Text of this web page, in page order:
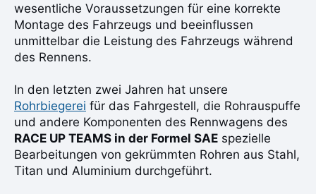
wesentliche Voraussetzungen für eine korrekte
Montage des Fahrzeugs und beeinflussen
unmittelbar die Leistung des Fahrzeugs während
des Rennens.
In den letzten zwei Jahren hat unsere
Rohrbiegerei für das Fahrgestell, die Rohrauspuffe
und andere Komponenten des Rennwagens des
RACE UP TEAMS in der Formel SAE spezielle
Bearbeitungen von gekrümmten Rohren aus Stahl,
Titan und Aluminium durchgeführt.